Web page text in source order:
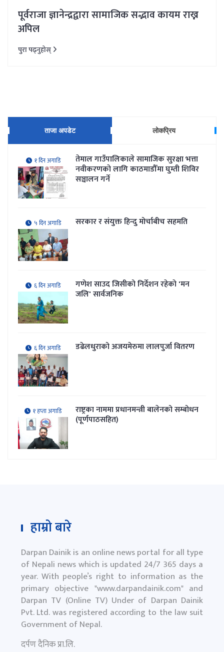
पूर्वराजा ज्ञानेन्द्रद्वारा सामाजिक सद्भाव कायम राख्न
अपिल
पुरा पढ्नुहोस्
ताजा अपडेट लोकप्रिय
१ दिन अगाडि तेमाल गाउँपालिकाले सामाजिक सुरक्षा भत्ता
नवीकरणकाे लागि काठमाडौँमा घुम्ती शिविर
सञ्चालन गर्ने
५ दिन अगाडि सरकार र संयुक्त हिन्दु मोर्चाबीच सहमति
६ दिन अगाडि गणेश साउद जिसीको निर्देशन रहेकाे 'मन
जलि' सार्वजनिक
६ दिन अगाडि डढेलधुराको अजयमेरुमा लालपुर्जा वितरण
१ हप्ता अगाडि राष्ट्रका नाममा प्रधानमन्त्री बालेनको सम्बोधन
(पूर्णपाठसहित)
हाम्रो बारे
Darpan Dainik is an online news portal for all type
of Nepali news which is updated 24/7 365 days a
year. With people’s right to information as the
primary objective "www.darpandainik.com" and
Darpan TV (Online TV) Under of Darpan Dainik
Pvt. Ltd. was registered according to the law suit
Government of Nepal.
दर्पण दैनिक प्रा.लि.